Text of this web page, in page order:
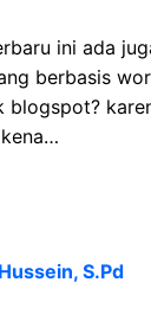
ini ada
berbasis
blogspot?
S.Pd